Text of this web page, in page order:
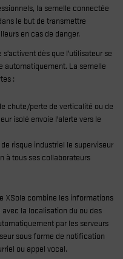
la semelle connectée
le but de transmettre
en cas de danger.
dès que l’utilisateur se
automatiquement. La semelle
:
chute/perte de verticalité ou de
isolé envoie l’alerte vers le
risque industriel le superviseur
à tous ses collaborateurs
XSole combine les informations
avec la localisation du ou des
par les serveurs
sous forme de notification
ou appel vocal.